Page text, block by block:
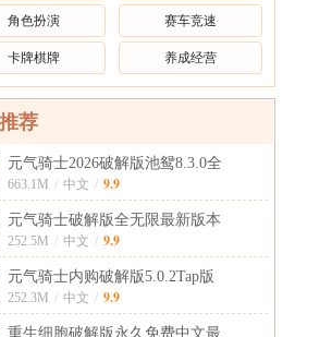
角色扮演 赛车竞速
卡牌棋牌 养成经营
荐
元气骑士2026破解版池鸳8.3.0全
663.1M / 中文 / 9.9
元气骑士破解版全无限最新版本
252.5M / 中文 / 9.9
元气骑士内购破解版5.0.2Tap版
252.3M / 中文 / 9.9
重生细胞破解版永久免费中文最